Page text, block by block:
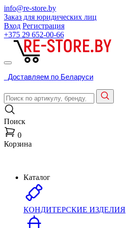
info@re-store.by
Заказ для юридических лиц
Вход Регистрация
+375 29 652-00-66
Доставляем по Беларуси
Поиск
0
Корзина
Каталог
КОНДИТЕРСКИЕ ИЗДЕЛИЯ